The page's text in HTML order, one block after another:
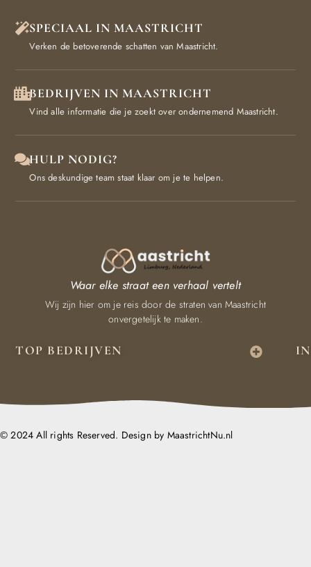
SPECIAAL IN MAASTRICHT
Verken de betoverende schatten van Maastricht.
BEDRIJVEN IN MAASTRICHT
Vind alle informatie die je zoekt over ondernemend Maastricht.
HULP NODIG?
Ons deskundige team staat klaar om je te helpen.
TOP BEDRIJVEN
Waar elke straat een verhaal vertelt
Wij zijn hier om je reis door de straten van Maastricht
onvergetelijk te maken.
© 2024 All rights Reserved. Design by MaastrichtNu.nl